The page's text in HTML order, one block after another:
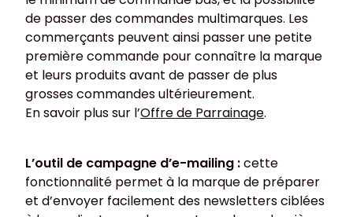
de passer des commandes multimarques. Les
commerçants peuvent ainsi passer une petite
première commande pour connaître la marque
et leurs produits avant de passer de plus
grosses commandes ultérieurement.
En savoir plus sur l’Offre de Parrainage.
L’outil de campagne d’e-mailing :cette
fonctionnalité permet à la marque de préparer
et d’envoyer facilement des newsletters ciblées